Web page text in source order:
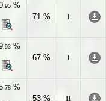
,95%
71 %
I
,93%
67 %
I
,78%
53 %
II